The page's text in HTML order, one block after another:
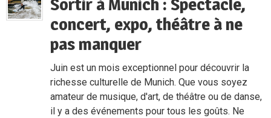
Sortir à Munich : Spectacle,
concert, expo, théâtre à ne
pas manquer
Juin est un mois exceptionnel pour découvrir la
richesse culturelle de Munich. Que vous soyez
amateur de musique, d'art, de théâtre ou de danse,
il y a des événements pour tous les goûts. Ne